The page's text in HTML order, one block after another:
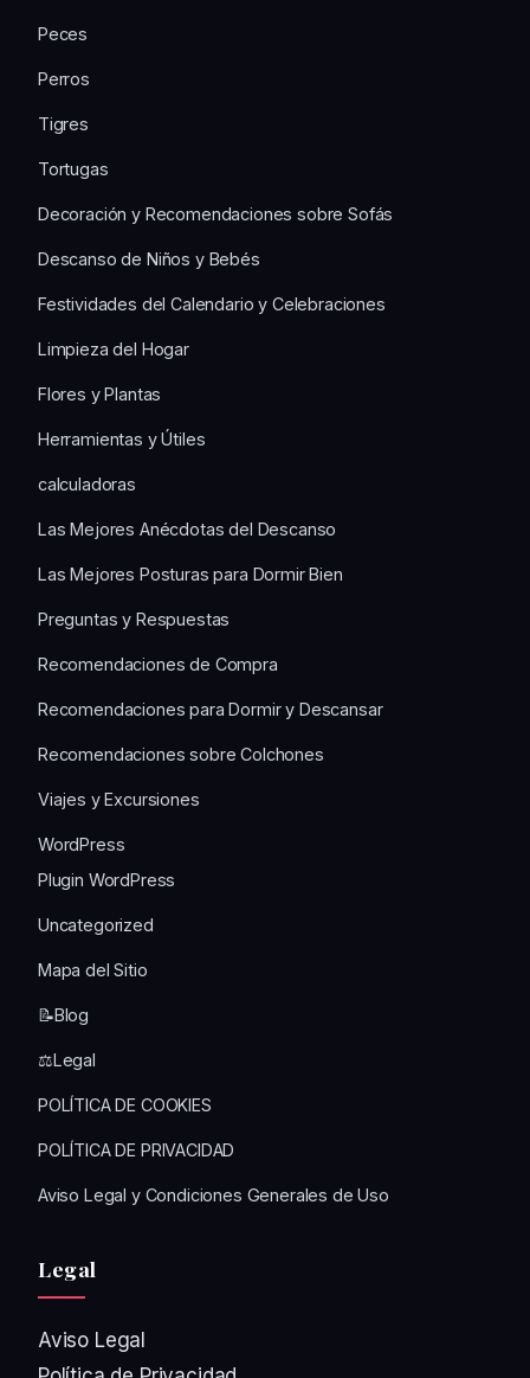
Peces
Perros
Tigres
Tortugas
Decoración y Recomendaciones sobre Sofás
Descanso de Niños y Bebés
Festividades del Calendario y Celebraciones
Limpieza del Hogar
Flores y Plantas
Herramientas y Útiles
calculadoras
Las Mejores Anécdotas del Descanso
Las Mejores Posturas para Dormir Bien
Preguntas y Respuestas
Recomendaciones de Compra
Recomendaciones para Dormir y Descansar
Recomendaciones sobre Colchones
Viajes y Excursiones
WordPress
Plugin WordPress
Uncategorized
Mapa del Sitio
📝Blog
⚖️Legal
POLÍTICA DE COOKIES
POLÍTICA DE PRIVACIDAD
Aviso Legal y Condiciones Generales de Uso
Legal
Aviso Legal